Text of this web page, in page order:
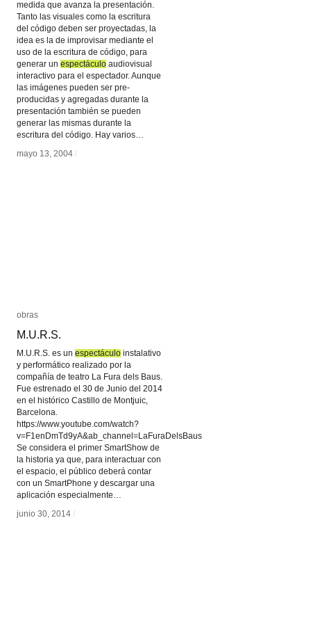
medida que avanza la presentación.
Tanto las visuales como la escritura
del código deben ser proyectadas, la
idea es la de improvisar mediante el
uso de la escritura de código, para
generar un espectáculo audiovisual
interactivo para el espectador. Aunque
las imágenes pueden ser pre-
producidas y agregadas durante la
presentación también se pueden
generar las mismas durante la
escritura del código. Hay varios…
mayo 13, 2004 /
espectáculo
mayo 13, 2004 /
obras
M.U.R.S.
M.U.R.S. es un espectáculo instalativo
y performático realizado por la
compañía de teatro La Fura dels Baus.
Fue estrenado el 30 de Junio del 2014
en el histórico Castillo de Montjuic,
Barcelona.
https://www.youtube.com/watch?
v=F1enDmTd9yA&ab_channel=LaFuraDelsBaus
Se considera el primer SmartShow de
la historia ya que, para interactuar con
el espacio, el público deberá contar
con un SmartPhone y descargar una
aplicación especialmente…
junio 30, 2014 /
obras
M.U.R.S.
espectáculo
junio 30, 2014 /